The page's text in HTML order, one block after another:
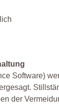
Software)
der